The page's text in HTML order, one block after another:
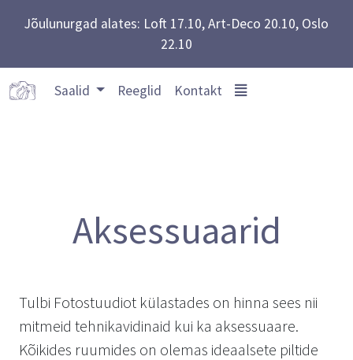
Jõulunurgad alates: Loft 17.10, Art-Deco 20.10, Oslo
22.10
Saalid Reeglid Kontakt
Aksessuaarid
Tulbi Fotostuudiot külastades on hinna sees nii
mitmeid tehnikavidinaid kui ka aksessuaare.
Kõikides ruumides on olemas ideaalsete piltide